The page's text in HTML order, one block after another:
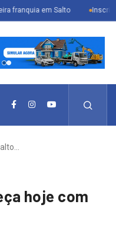
Salto Inscrições abertas
hoje com